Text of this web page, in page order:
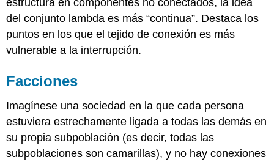
estructura en componentes no conectados, la idea
del conjunto lambda es más “continua”. Destaca los
puntos en los que el tejido de conexión es más
vulnerable a la interrupción.
Facciones
Imagínese una sociedad en la que cada persona
estuviera estrechamente ligada a todas las demás en
su propia subpoblación (es decir, todas las
subpoblaciones son camarillas), y no hay conexiones